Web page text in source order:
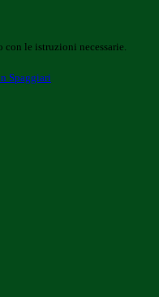
le istruzioni necessarie.
Spaggiari